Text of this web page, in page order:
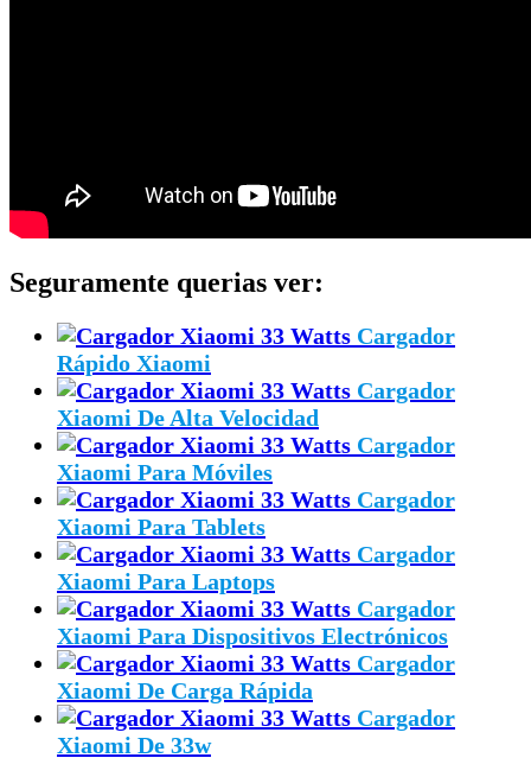
Seguramente querias ver:
Cargador
Rápido Xiaomi
Cargador
Xiaomi De Alta Velocidad
Cargador
Xiaomi Para Móviles
Cargador
Xiaomi Para Tablets
Cargador
Xiaomi Para Laptops
Cargador
Xiaomi Para Dispositivos Electrónicos
Cargador
Xiaomi De Carga Rápida
Cargador
Xiaomi De 33w